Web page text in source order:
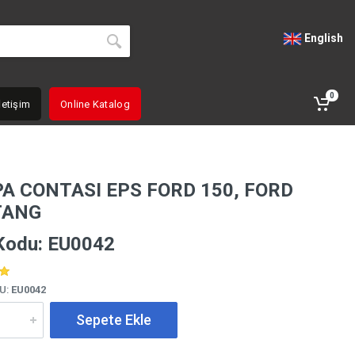
English
Online Katalog
0
CONTASI EPS FORD 150, FORD
EU0042
EU0042
Sepete Ekle